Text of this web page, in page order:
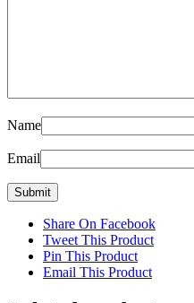
Name
Email
Share On Facebook
Tweet This Product
Pin This Product
Email This Product